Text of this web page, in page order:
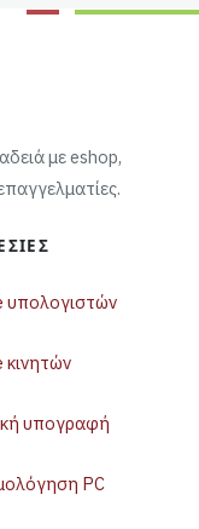
με eshop,
υπολογιστών
κινητών
υπογραφή
PC